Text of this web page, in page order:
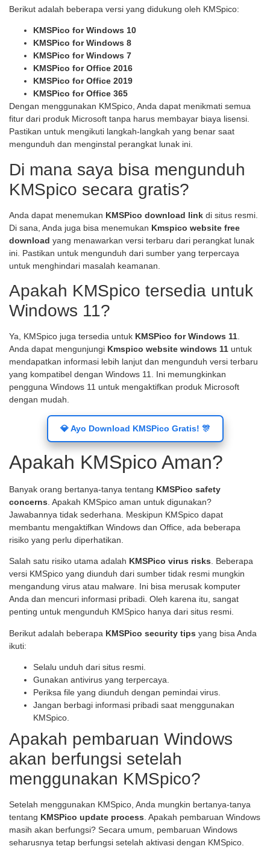
Berikut adalah beberapa versi yang didukung oleh KMSpico:
KMSPico for Windows 10
KMSPico for Windows 8
KMSPico for Windows 7
KMSPico for Office 2016
KMSPico for Office 2019
KMSPico for Office 365
Dengan menggunakan KMSpico, Anda dapat menikmati semua
fitur dari produk Microsoft tanpa harus membayar biaya lisensi.
Pastikan untuk mengikuti langkah-langkah yang benar saat
mengunduh dan menginstal perangkat lunak ini.
Di mana saya bisa mengunduh
KMSpico secara gratis?
Anda dapat menemukan KMSPico download link di situs resmi.
Di sana, Anda juga bisa menemukan Kmspico website free
download yang menawarkan versi terbaru dari perangkat lunak
ini. Pastikan untuk mengunduh dari sumber yang terpercaya
untuk menghindari masalah keamanan.
Apakah KMSpico tersedia untuk
Windows 11?
Ya, KMSpico juga tersedia untuk KMSPico for Windows 11.
Anda dapat mengunjungi Kmspico website windows 11 untuk
mendapatkan informasi lebih lanjut dan mengunduh versi terbaru
yang kompatibel dengan Windows 11. Ini memungkinkan
pengguna Windows 11 untuk mengaktifkan produk Microsoft
dengan mudah.
💎 Ayo Download KMSPico Gratis! 🎊
Apakah KMSpico Aman?
Banyak orang bertanya-tanya tentang KMSPico safety
concerns . Apakah KMSpico aman untuk digunakan?
Jawabannya tidak sederhana. Meskipun KMSpico dapat
membantu mengaktifkan Windows dan Office, ada beberapa
risiko yang perlu diperhatikan.
Salah satu risiko utama adalah KMSPico virus risks. Beberapa
versi KMSpico yang diunduh dari sumber tidak resmi mungkin
mengandung virus atau malware. Ini bisa merusak komputer
Anda dan mencuri informasi pribadi. Oleh karena itu, sangat
penting untuk mengunduh KMSpico hanya dari situs resmi.
Berikut adalah beberapa KMSPico security tips yang bisa Anda
ikuti:
Selalu unduh dari situs resmi.
Gunakan antivirus yang terpercaya.
Periksa file yang diunduh dengan pemindai virus.
Jangan berbagi informasi pribadi saat menggunakan
KMSpico.
Apakah pembaruan Windows
akan berfungsi setelah
menggunakan KMSpico?
Setelah menggunakan KMSpico, Anda mungkin bertanya-tanya
tentang KMSPico update process. Apakah pembaruan Windows
masih akan berfungsi? Secara umum, pembaruan Windows
seharusnya tetap berfungsi setelah aktivasi dengan KMSpico.